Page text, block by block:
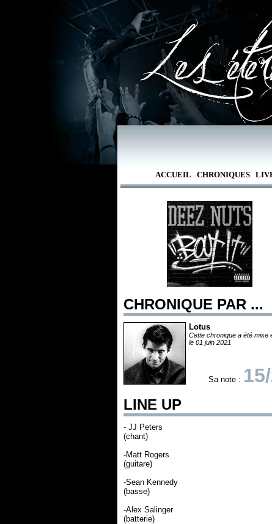
ACCUEIL CHRONIQUES
CHRONIQUE PAR ...
Lotus
Cette chronique a été mise
le 01 juin 2021
Sa note :
LINE UP
- JJ Peters
(chant)
-Matt Rogers
(guitare)
-Sean Kennedy
(basse)
-Alex Salinger
(batterie)